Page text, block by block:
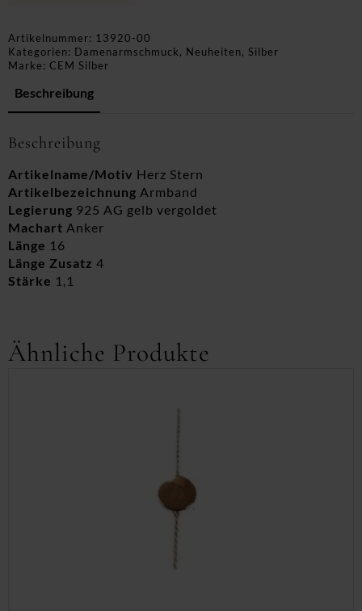
Artikelnummer: 13920-00
Kategorien: Damenarmschmuck, Neuheiten, Silber
Marke: CEM Silber
Beschreibung
Beschreibung
Artikelname/Motiv Herz Stern
Artikelbezeichnung Armband
Legierung 925 AG gelb vergoldet
Machart Anker
Länge 16
Länge Zusatz 4
Stärke 1,1
Ähnliche Produkte